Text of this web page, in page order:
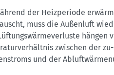
der Heizperiode
muss die Außenluft
hängen
zwischen der
und der